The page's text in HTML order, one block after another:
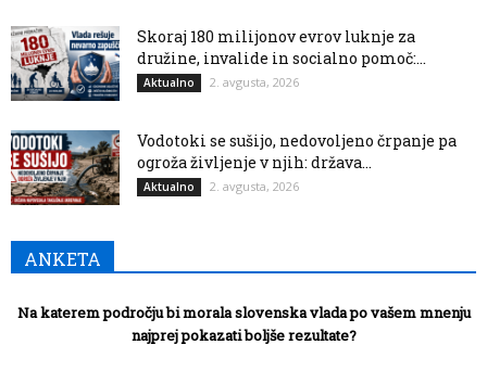
Skoraj 180 milijonov evrov luknje za
družine, invalide in socialno pomoč:...
Aktualno 2. avgusta, 2026
Vodotoki se sušijo, nedovoljeno črpanje pa
ogroža življenje v njih: država...
Aktualno 2. avgusta, 2026
ANKETA
Na katerem področju bi morala slovenska vlada po vašem mnenju
najprej pokazati boljše rezultate?